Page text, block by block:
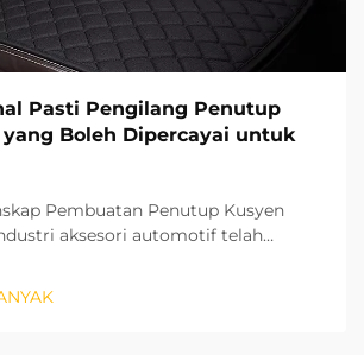
Pasti Pengilang Penutup
Boleh Dipercayai untuk
Pembuatan Penutup Kusyen
aksesori automotif telah
segmen penting. Bagi